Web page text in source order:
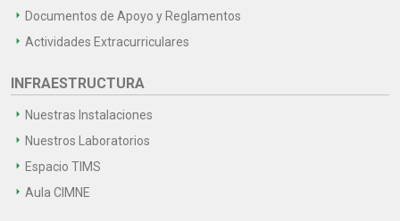
Documentos de Apoyo y Reglamentos
Actividades Extracurriculares
INFRAESTRUCTURA
Nuestras Instalaciones
Nuestros Laboratorios
Espacio TIMS
Aula CIMNE